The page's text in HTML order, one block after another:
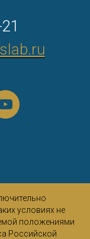
условиях не
положениями
Российской